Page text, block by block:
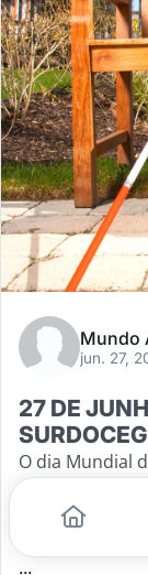
Mundo
jun. 27,
27 DE
O dia Mundial
de junho, dia
Keller, uma
...